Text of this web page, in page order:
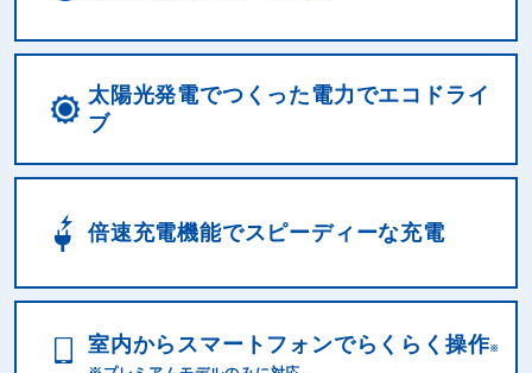
太陽光発電でつくった電力でエコドライ
ブ
倍速充電機能でスピーディーな充電
室内からスマートフォンでらくらく操作※